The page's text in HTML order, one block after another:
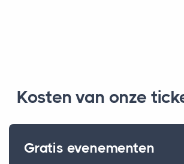
Kosten van onze
Gratis evenementen